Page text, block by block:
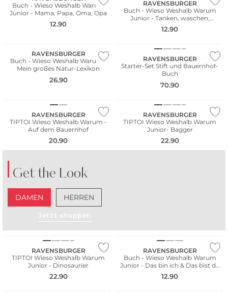
Buch - Wieso Weshalb Warum
Junior - Mama, Papa, Oma, Opa
12.90
RAVENSBURGER
Buch - Wieso Weshalb Warum
Junior - Tanken, waschen,
reparieren
12.90
RAVENSBURGER
Buch - Wieso Weshalb Warum -
Mein großes Natur-Lexikon
26.90
RAVENSBURGER
Starter-Set Stift und Bauernhof-
Buch
70.90
RAVENSBURGER
TIPTOI Wieso Weshalb Warum -
Auf dem Bauernhof
20.90
RAVENSBURGER
TIPTOI Wieso Weshalb Warum
Junior- Bagger
22.90
Get the Look
DAMEN HERREN
Jetzt shoppen
RAVENSBURGER
TIPTOI Wieso Weshalb Warum
Junior - Dinosaurier
22.90
RAVENSBURGER
Buch - Wieso Weshalb Warum
Junior - Das bin ich & Das bist du
Band 5
12.90